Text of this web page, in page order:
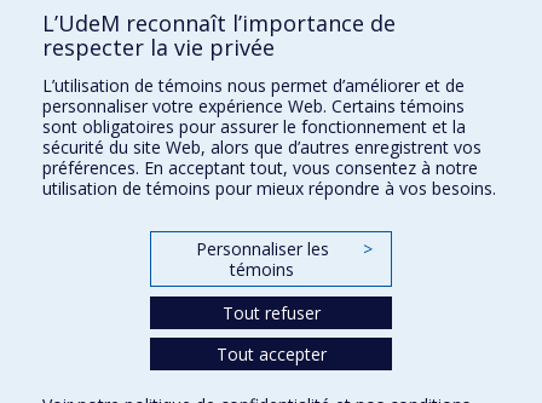
Comment soutenir l'École?
BESOIN D'AIDE?
Plan du site
Signaler une erreur
Accessibilité
FACULTÉ DES ARTS ET DES SCIENCES
Nos départements et écoles
L’UdeM reconnaît l’importance de
respecter la vie privée
L’utilisation de témoins nous permet d’améliorer et de
personnaliser votre expérience Web. Certains témoins
sont obligatoires pour assurer le fonctionnement et la
sécurité du site Web, alors que d’autres enregistrent vos
préférences. En acceptant tout, vous consentez à notre
utilisation de témoins pour mieux répondre à vos besoins.
Personnaliser les
témoins
>
Tout refuser
Tout accepter